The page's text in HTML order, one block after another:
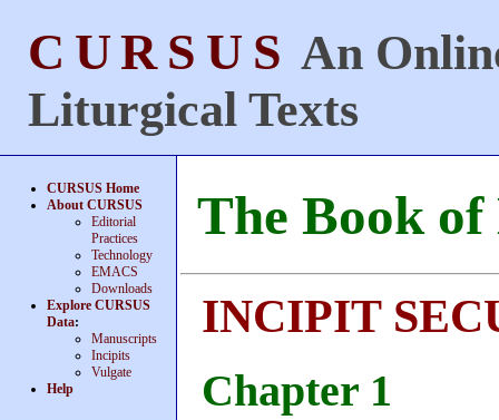
CURSUS An
Liturgical Texts
CURSUS Home
About CURSUS
Editorial
Practices
Technology
EMACS
Downloads
Explore CURSUS
Data:
Manuscripts
Incipits
Vulgate
Help
The Book
INCIPIT
Chapter 1